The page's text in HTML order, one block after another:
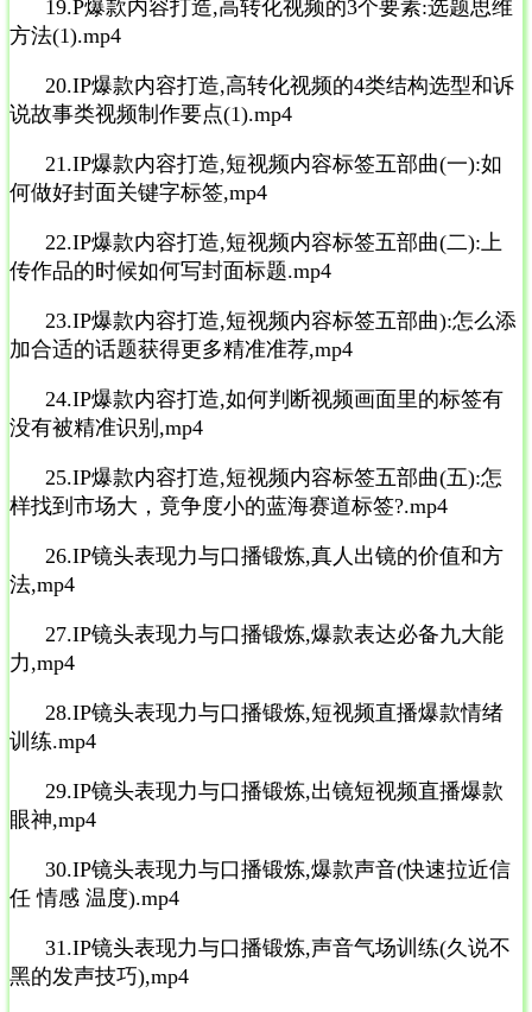
19.P爆款内容打造,高转化视频的3个要素:选题思维
方法(1).mp4
20.IP爆款内容打造,高转化视频的4类结构选型和诉
说故事类视频制作要点(1).mp4
21.IP爆款内容打造,短视频内容标签五部曲(一):如
何做好封面关键字标签,mp4
22.IP爆款内容打造,短视频内容标签五部曲(二):上
传作品的时候如何写封面标题.mp4
23.IP爆款内容打造,短视频内容标签五部曲):怎么添
加合适的话题获得更多精准准荐,mp4
24.IP爆款内容打造,如何判断视频画面里的标签有
没有被精准识别,mp4
25.IP爆款内容打造,短视频内容标签五部曲(五):怎
样找到市场大，竟争度小的蓝海赛道标签?.mp4
26.IP镜头表现力与口播锻炼,真人出镜的价值和方
法,mp4
27.IP镜头表现力与口播锻炼,爆款表达必备九大能
力,mp4
28.IP镜头表现力与口播锻炼,短视频直播爆款情绪
训练.mp4
29.IP镜头表现力与口播锻炼,出镜短视频直播爆款
眼神,mp4
30.IP镜头表现力与口播锻炼,爆款声音(快速拉近信
任 情感 温度).mp4
31.IP镜头表现力与口播锻炼,声音气场训练(久说不
黑的发声技巧),mp4